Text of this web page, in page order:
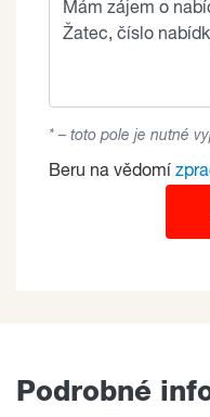
* – toto pole je nutné
Beru na vědomí
Podrobné